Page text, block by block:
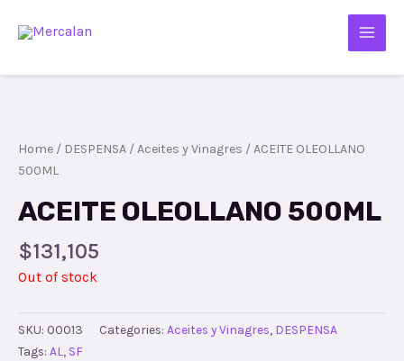
Home / DESPENSA /Aceites y Vinagres / ACEITE OLEOLLANO
500ML
ACEITE OLEOLLANO 500ML
$131,105
Out of stock
SKU: 00013 Categories: Aceites y Vinagres, DESPENSA
Tags: AL, SF